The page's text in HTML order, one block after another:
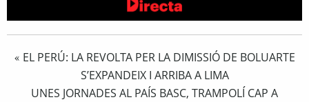
« EL PERÚ: LA REVOLTA PER LA DIMISSIÓ DE BOLUARTE
S’EXPANDEIX I ARRIBA A LIMA
UNES JORNADES AL PAÍS BASC, TRAMPOLÍ CAP A